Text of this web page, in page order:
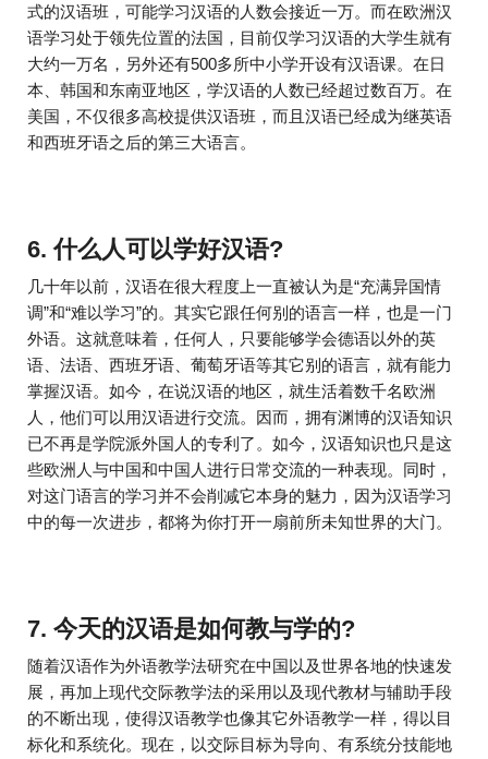
式的汉语班，可能学习汉语的人数会接近一万。而在欧洲汉
语学习处于领先位置的法国，目前仅学习汉语的大学生就有
大约一万名，另外还有500多所中小学开设有汉语课。在日
本、韩国和东南亚地区，学汉语的人数已经超过数百万。在
美国，不仅很多高校提供汉语班，而且汉语已经成为继英语
和西班牙语之后的第三大语言。
6. 什么人可以学好汉语?
几十年以前，汉语在很大程度上一直被认为是“充满异国情
调”和“难以学习”的。其实它跟任何别的语言一样，也是一门
外语。这就意味着，任何人，只要能够学会德语以外的英
语、法语、西班牙语、葡萄牙语等其它别的语言，就有能力
掌握汉语。如今，在说汉语的地区，就生活着数千名欧洲
人，他们可以用汉语进行交流。因而，拥有渊博的汉语知识
已不再是学院派外国人的专利了。如今，汉语知识也只是这
些欧洲人与中国和中国人进行日常交流的一种表现。同时，
对这门语言的学习并不会削减它本身的魅力，因为汉语学习
中的每一次进步，都将为你打开一扇前所未知世界的大门。
7. 今天的汉语是如何教与学的?
随着汉语作为外语教学法研究在中国以及世界各地的快速发
展，再加上现代交际教学法的采用以及现代教材与辅助手段
的不断出现，使得汉语教学也像其它外语教学一样，得以目
标化和系统化。现在，以交际目标为导向、有系统分技能地